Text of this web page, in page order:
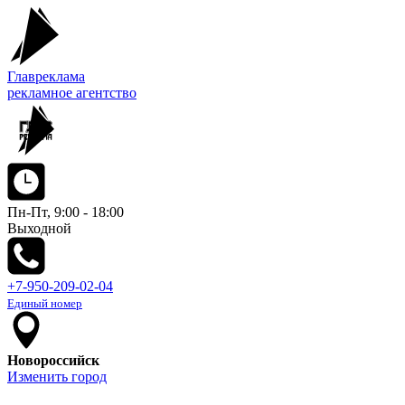
Главреклама
рекламное агентство
Пн-Пт, 9:00 - 18:00
Выходной
+7-950-209-02-04
Единый номер
Новороссийск
Изменить город